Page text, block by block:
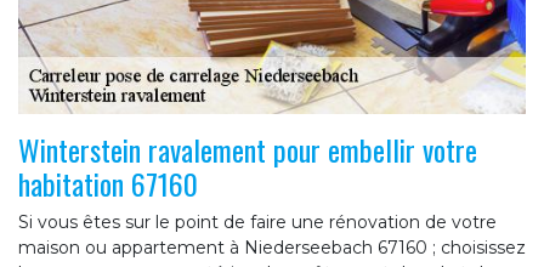
Winterstein ravalement pour embellir votre
habitation 67160
Si vous êtes sur le point de faire une rénovation de votre
maison ou appartement à Niederseebach 67160 ; choisissez